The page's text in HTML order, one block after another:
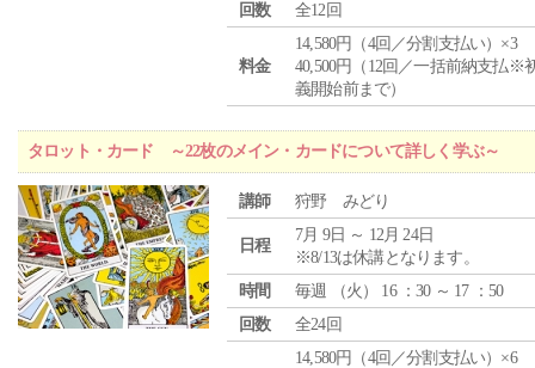
回数
全12回
料金
14,580円（4回／分割支払い）×3
40,500円（12回／一括前納支払※
義開始前まで）
タロット・カード ～22枚のメイン・カードについて詳しく学ぶ～
講師 狩野 みどり
日程
7月 9日 ～ 12月 24日
※8/13は休講となります。
時間
毎週 （火 ） 16 ：30 ～ 17 ：50
回数
全24回
14,580円（4回／分割支払い）×6